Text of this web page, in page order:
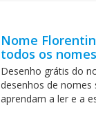
Nome
todos os
Desenho grátis do
desenhos de nomes
aprendam a ler e a